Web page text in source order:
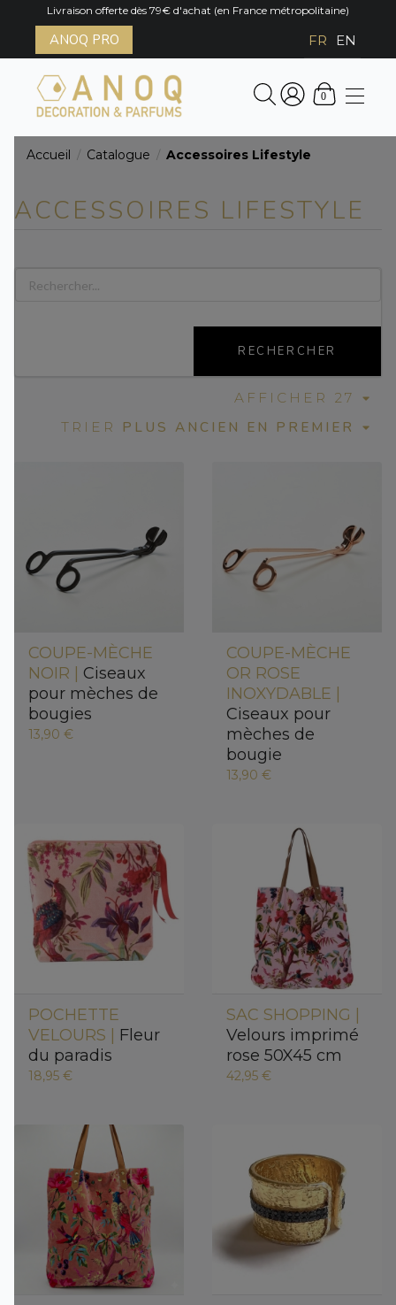
Livraison offerte dès 79€ d'achat (en France métropolitaine)
ANOQ PRO FR EN
0
Accueil / Catalogue / Accessoires Lifestyle
ACCESSOIRES LIFESTYLE
RECHERCHER
AFFICHER 27
TRIER
PLUS ANCIEN EN PREMIER
COUPE-MÈCHE
NOIR | Ciseaux
pour mèches de
bougies
13,90 €
COUPE-MÈCHE
OR ROSE
INOXYDABLE |
Ciseaux pour
mèches de
bougie
13,90 €
POCHETTE
VELOURS | Fleur
du paradis
18,95 €
SAC SHOPPING |
Velours imprimé
rose 50X45 cm
42,95 €